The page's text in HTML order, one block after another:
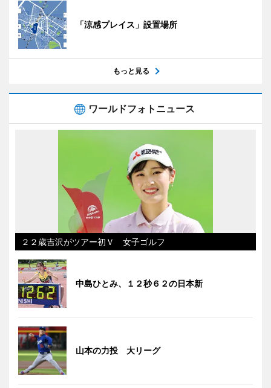
「涼感プレイス」設置場所
もっと見る
ワールドフォトニュース
２２歳吉沢がツアー初Ｖ 女子ゴルフ
中島ひとみ、１２秒６２の日本新
山本の力投 大リーグ